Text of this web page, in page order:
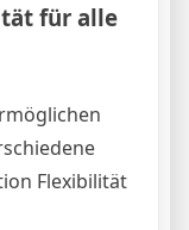
für alle
Flexibilität